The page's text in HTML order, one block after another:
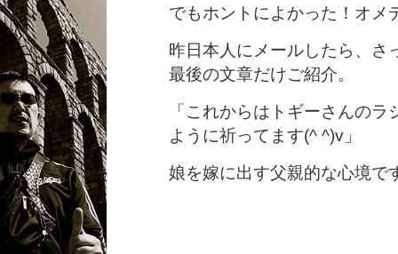
でもホントによかった！オメ
昨日本人にメールしたら、さ
最後の文章だけご紹介。
「これからはトギーさんの
ように祈ってます(^ ^)v」
娘を嫁に出す父親的な心境で